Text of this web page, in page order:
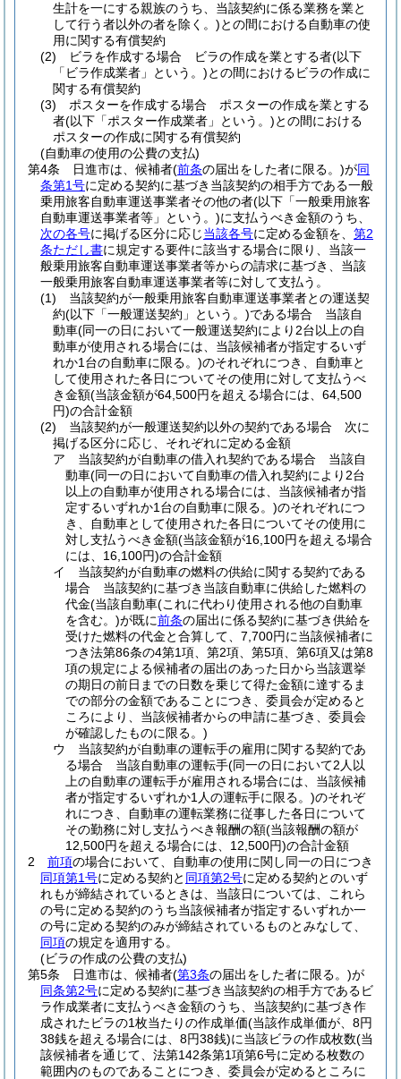
生計を一にする親族のうち、当該契約に係る業務を業と
して行う者以外の者を除く。)との間における自動車の使
用に関する有償契約
(2)
ビラを作成する場合 ビラの作成を業とする者(以下
「ビラ作成業者」という。)との間におけるビラの作成に
関する有償契約
(3)
ポスターを作成する場合 ポスターの作成を業とする
者(以下「ポスター作成業者」という。)との間における
ポスターの作成に関する有償契約
(自動車の使用の公費の支払)
第4条
日進市は、候補者(前条の届出をした者に限る。)が同
条第1号に定める契約に基づき当該契約の相手方である一般
乗用旅客自動車運送事業者その他の者(以下「一般乗用旅客
自動車運送事業者等」という。)に支払うべき金額のうち、
次の各号に掲げる区分に応じ当該各号に定める金額を、 第2
条ただし書に規定する要件に該当する場合に限り、当該一
般乗用旅客自動車運送事業者等からの請求に基づき、当該
一般乗用旅客自動車運送事業者等に対して支払う。
(1)
当該契約が一般乗用旅客自動車運送事業者との運送契
約(以下「一般運送契約」という。)である場合 当該自
動車(同一の日において一般運送契約により2台以上の自
動車が使用される場合には、当該候補者が指定するいず
れか1台の自動車に限る。)のそれぞれにつき、自動車と
して使用された各日についてその使用に対して支払うべ
き金額(当該金額が64,500円を超える場合には、64,500
円)の合計金額
(2)
当該契約が一般運送契約以外の契約である場合 次に
掲げる区分に応じ、それぞれに定める金額
ア
当該契約が自動車の借入れ契約である場合 当該自
動車(同一の日において自動車の借入れ契約により2台
以上の自動車が使用される場合には、当該候補者が指
定するいずれか1台の自動車に限る。)のそれぞれにつ
き、自動車として使用された各日についてその使用に
対し支払うべき金額(当該金額が16,100円を超える場合
には、16,100円)の合計金額
イ
当該契約が自動車の燃料の供給に関する契約である
場合 当該契約に基づき当該自動車に供給した燃料の
代金(当該自動車(これに代わり使用される他の自動車
を含む。)が既に前条の届出に係る契約に基づき供給を
受けた燃料の代金と合算して、7,700円に当該候補者に
つき法第86条の4第1項、第2項、第5項、第6項又は第8
項の規定による候補者の届出のあった日から当該選挙
の期日の前日までの日数を乗じて得た金額に達するま
での部分の金額であることにつき、委員会が定めると
ころにより、当該候補者からの申請に基づき、委員会
が確認したものに限る。)
ウ
当該契約が自動車の運転手の雇用に関する契約であ
る場合 当該自動車の運転手(同一の日において2人以
上の自動車の運転手が雇用される場合には、当該候補
者が指定するいずれか1人の運転手に限る。)のそれぞ
れにつき、自動車の運転業務に従事した各日について
その勤務に対し支払うべき報酬の額(当該報酬の額が
12,500円を超える場合には、12,500円)の合計金額
2
前項の場合において、自動車の使用に関し同一の日につき
同項第1号に定める契約と 同項第2号に定める契約とのいず
れもが締結されているときは、当該日については、これら
の号に定める契約のうち当該候補者が指定するいずれか一
の号に定める契約のみが締結されているものとみなして、
同項の規定を適用する。
(ビラの作成の公費の支払)
第5条
日進市は、候補者(第3条の届出をした者に限る。)が
同条第2号に定める契約に基づき当該契約の相手方であるビ
ラ作成業者に支払うべき金額のうち、当該契約に基づき作
成されたビラの1枚当たりの作成単価(当該作成単価が、8円
38銭を超える場合には、8円38銭)に当該ビラの作成枚数(当
該候補者を通じて、法第142条第1項第6号に定める枚数の
範囲内のものであることにつき、委員会が定めるところに